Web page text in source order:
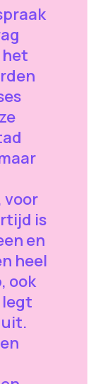
voor
is
en
heel
ook
legt
uit.